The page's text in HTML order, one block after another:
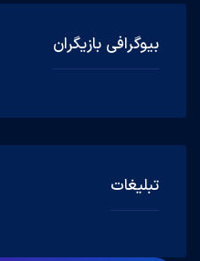
بیوگرافی بازیگران
تبلیغات